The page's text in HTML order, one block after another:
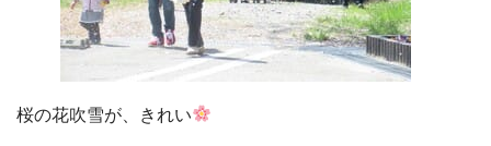
桜の花吹雪が、きれい